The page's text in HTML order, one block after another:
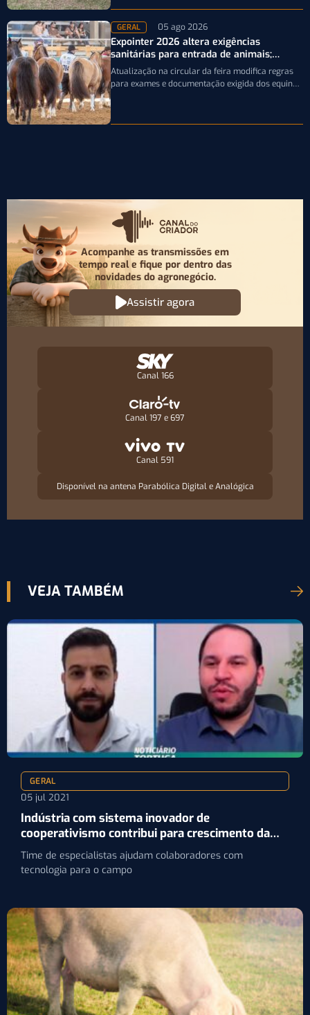
GERAL 05 ago 2026
Expointer 2026 altera exigências
sanitárias para entrada de animais;
entenda
Atualização na circular da feira modifica regras
para exames e documentação exigida dos equinos
Acompanhe as transmissões em
tempo real e fique por dentro das
novidades do agronegócio.
Assistir agora
Canal 166
Canal 197 e 697
Canal 591
Disponível na antena Parabólica Digital e Analógica
VEJA TAMBÉM
GERAL
05 jul 2021
Indústria com sistema inovador de
cooperativismo contribui para crescimento da
pecuária
Time de especialistas ajudam colaboradores com
tecnologia para o campo